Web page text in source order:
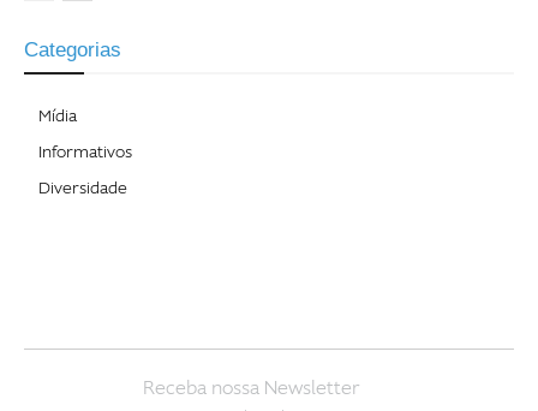
Categorias
Mídia
Informativos
Diversidade
Receba nossa Newsletter